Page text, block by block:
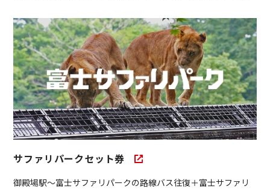
サファリパークセット券
御殿場駅～富士サファリパークの路線バス往復＋富士サファリ